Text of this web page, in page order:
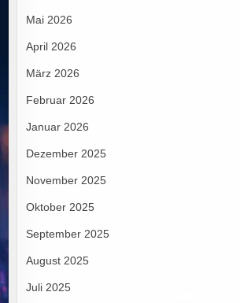
Mai 2026
April 2026
März 2026
Februar 2026
Januar 2026
Dezember 2025
November 2025
Oktober 2025
September 2025
August 2025
Juli 2025